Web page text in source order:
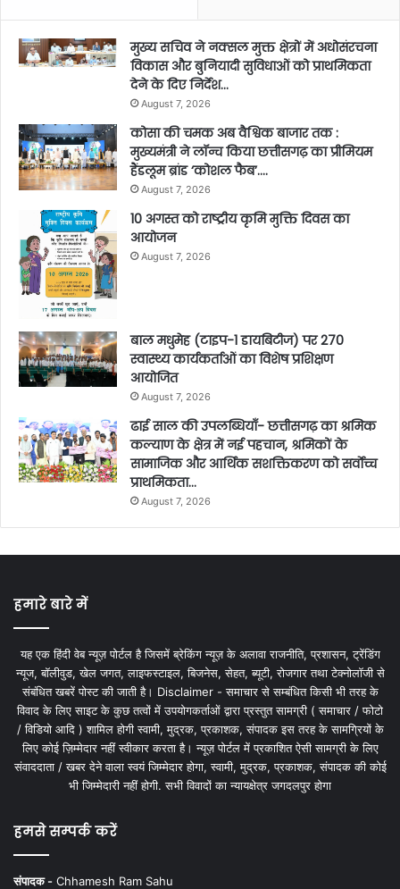
मुख्य सचिव ने नक्सल मुक्त क्षेत्रों में अधोसंरचना
विकास और बुनियादी सुविधाओं को प्राथमिकता
देने के दिए निर्देश…
August 7, 2026
कोसा की चमक अब वैश्विक बाजार तक :
मुख्यमंत्री ने लॉन्च किया छत्तीसगढ़ का प्रीमियम
हैंडलूम ब्रांड ‘कोशल फैब’….
August 7, 2026
10 अगस्त को राष्ट्रीय कृमि मुक्ति दिवस का
आयोजन
August 7, 2026
बाल मधुमेह (टाइप-1 डायबिटीज) पर 270
स्वास्थ्य कार्यकर्ताओं का विशेष प्रशिक्षण
आयोजित
August 7, 2026
ढाई साल की उपलब्धियाँ- छत्तीसगढ़ का श्रमिक
कल्याण के क्षेत्र में नई पहचान, श्रमिकों के
सामाजिक और आर्थिक सशक्तिकरण को सर्वाेच्च
प्राथमिकता…
August 7, 2026
हमारे बारे में
यह एक हिंदी वेब न्यूज़ पोर्टल है जिसमें ब्रेकिंग न्यूज़ के अलावा राजनीति, प्रशासन, ट्रेंडिंग
न्यूज, बॉलीवुड, खेल जगत, लाइफस्टाइल, बिजनेस, सेहत, ब्यूटी, रोजगार तथा टेक्नोलॉजी से
संबंधित खबरें पोस्ट की जाती है। Disclaimer - समाचार से सम्बंधित किसी भी तरह के
विवाद के लिए साइट के कुछ तत्वों में उपयोगकर्ताओं द्वारा प्रस्तुत सामग्री ( समाचार / फोटो
/ विडियो आदि ) शामिल होगी स्वामी, मुद्रक, प्रकाशक, संपादक इस तरह के सामग्रियों के
लिए कोई ज़िम्मेदार नहीं स्वीकार करता है। न्यूज़ पोर्टल में प्रकाशित ऐसी सामग्री के लिए
संवाददाता / खबर देने वाला स्वयं जिम्मेदार होगा, स्वामी, मुद्रक, प्रकाशक, संपादक की कोई
भी जिम्मेदारी नहीं होगी. सभी विवादों का न्यायक्षेत्र जगदलपुर होगा
हमसे सम्पर्क करें
संपादक - Chhamesh Ram Sahu